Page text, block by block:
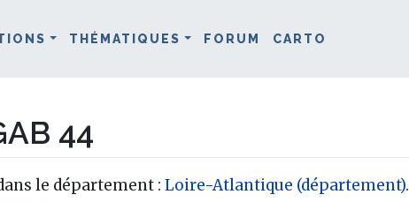
THÉMATIQUES FORUM CARTO
44
le département : Loire-Atlantique (département).